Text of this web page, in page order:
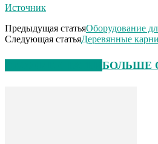
Источник
Предыдущая статьяОборудование
Следующая статьяДеревянные
БОЛЬШЕ